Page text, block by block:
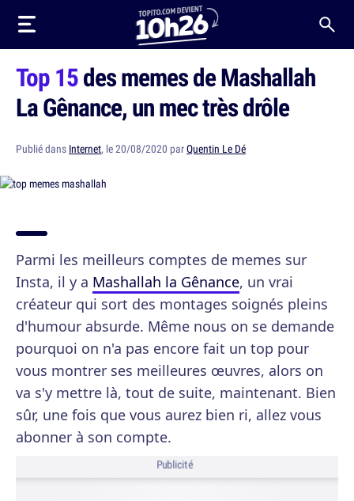
Top 15des memes de Mashallah
La Gênance, un mec très drôle
Publié dans Internet, le 20/08/2020 parQuentin Le Dé
Parmi les meilleurs comptes de memes sur
Insta, il y a Mashallah la Gênance, un vrai
créateur qui sort des montages soignés pleins
d'humour absurde. Même nous on se demande
pourquoi on n'a pas encore fait un top pour
vous montrer ses meilleures œuvres, alors on
va s'y mettre là, tout de suite, maintenant. Bien
sûr, une fois que vous aurez bien ri, allez vous
abonner à son compte.
Publicité